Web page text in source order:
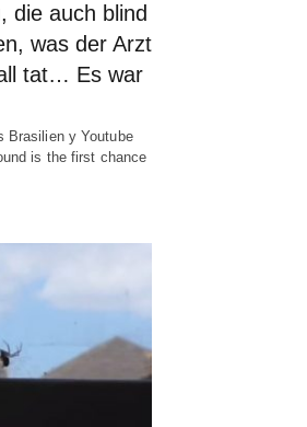
die auch blind
was der Arzt
tat… Es war
Brasilien y Youtube
is the first chance